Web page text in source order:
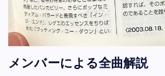
メンバーによる全曲解説